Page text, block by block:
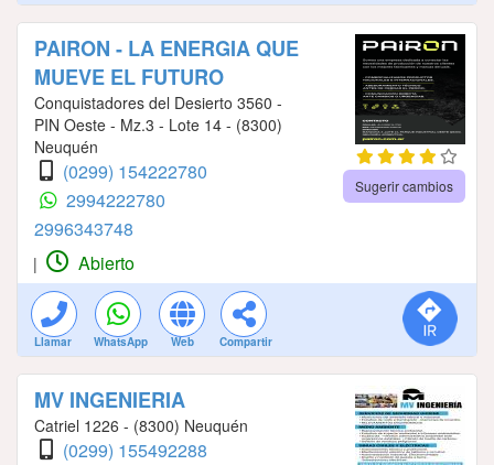
PAIRON - LA ENERGIA QUE
MUEVE EL FUTURO
Conquistadores del Desierto 3560 -
PIN Oeste - Mz.3 - Lote 14 - (8300)
Neuquén
(0299) 154222780
2994222780
2996343748
Sugerir cambios
| Abierto
Llamar WhatsApp Web Compartir
MV INGENIERIA
Catriel 1226 - (8300) Neuquén
(0299) 155492288